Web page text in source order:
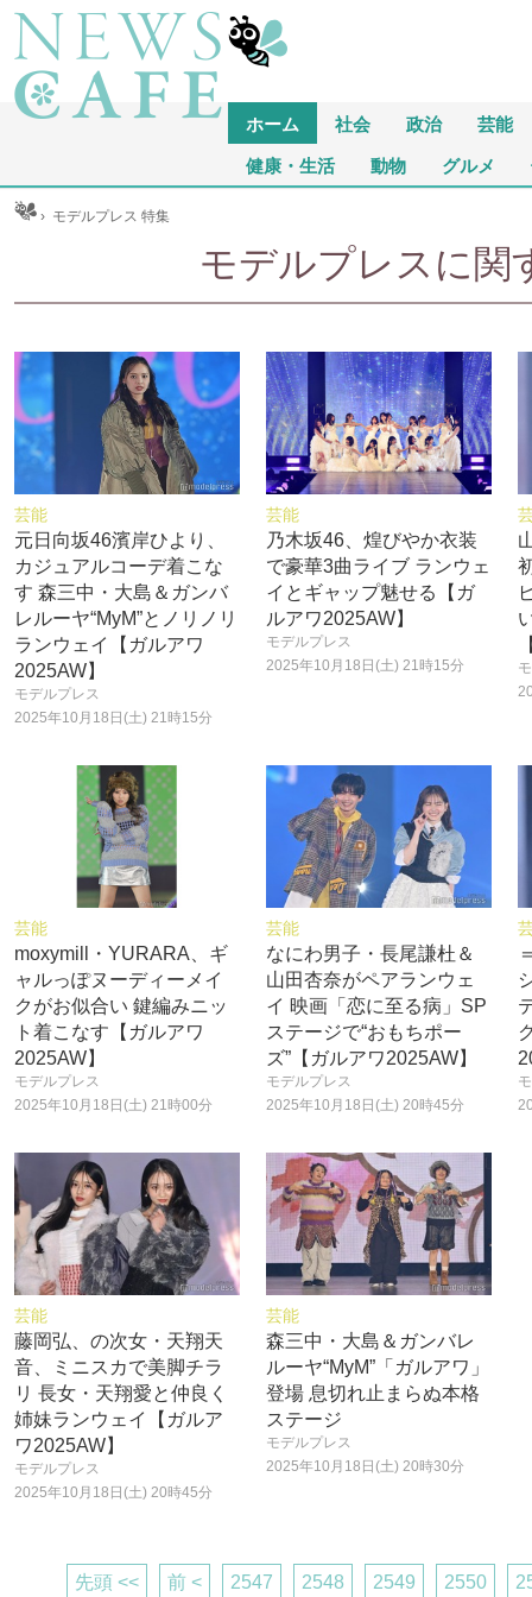
ホーム 社会 政治 芸能
健康・生活 動物 グルメ
› モデルプレス 特集
モデルプレスに関
芸能
元日向坂46濱岸ひより、
カジュアルコーデ着こな
す 森三中・大島＆ガンバ
レルーヤ“MyM”とノリノリ
ランウェイ【ガルアワ
2025AW】
モデルプレス
2025年10月18日(土) 21時15分
芸能
乃木坂46、煌びやか衣装
で豪華3曲ライブ ランウェ
イとギャップ魅せる【ガ
ルアワ2025AW】
モデルプレス
2025年10月18日(土) 21時15分
芸能
moxymill・YURARA、ギ
ャルっぽヌーディーメイ
クがお似合い 鍵編みニッ
ト着こなす【ガルアワ
2025AW】
モデルプレス
2025年10月18日(土) 21時00分
芸能
なにわ男子・長尾謙杜＆
山田杏奈がペアランウェ
イ 映画「恋に至る病」SP
ステージで“おもちポー
ズ”【ガルアワ2025AW】
モデルプレス
2025年10月18日(土) 20時45分
芸能
藤岡弘、の次女・天翔天
音、ミニスカで美脚チラ
リ 長女・天翔愛と仲良く
姉妹ランウェイ【ガルア
ワ2025AW】
モデルプレス
2025年10月18日(土) 20時45分
芸能
森三中・大島＆ガンバレ
ルーヤ“MyM”「ガルアワ」
登場 息切れ止まらぬ本格
ステージ
モデルプレス
2025年10月18日(土) 20時30分
先頭 << 前 < 2547 2548 2549 2550